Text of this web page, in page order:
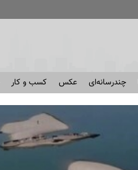
چندرسانه‌ای عکس کسب و کار